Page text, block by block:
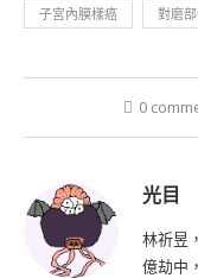
子宮內膜樣癌 對磨
0
光目
林祈昱
億劫中